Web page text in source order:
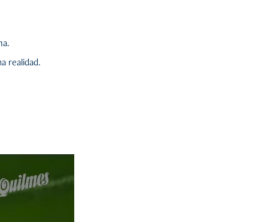
realidad.